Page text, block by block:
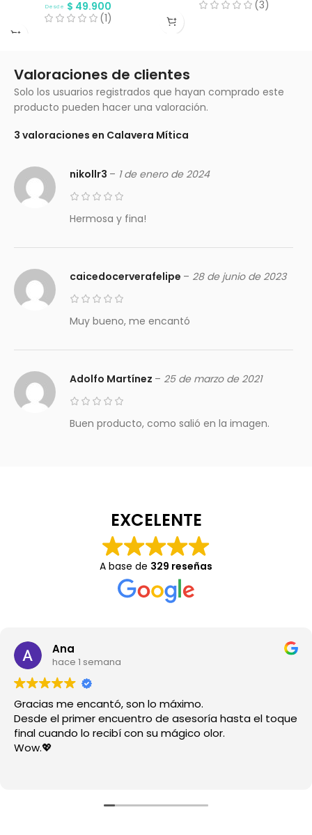
Desde $ 49.900
(1)
(3)
Valoraciones de clientes
3 valoraciones en Calavera Mítica
nikollr3 – 1 de enero de 2024
Hermosa y fina!
caicedocerverafelipe – 28 de junio de 2023
Muy bueno, me encantó
Adolfo Martínez – 25 de marzo de 2021
Buen producto, como salió en la imagen.
Solo los usuarios registrados que hayan comprado este
producto pueden hacer una valoración.
EXCELENTE
A base de 329 reseñas
Ana
hace 1 semana
Gracias me encantó, son lo máximo.
Desde el primer encuentro de asesoría hasta el toque
final cuando lo recibí con su mágico olor.
Wow.💖